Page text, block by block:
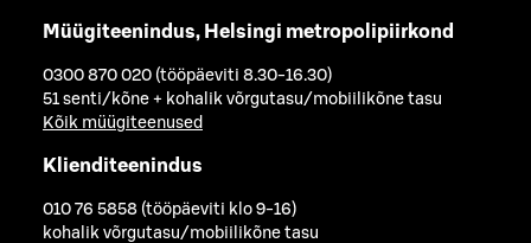
Müügiteenindus, Helsingi metropolipiirkond
0300 870 020 (tööpäeviti 8.30-16.30)
51 senti/kõne + kohalik võrgutasu/mobiilikõne tasu
Kõik müügiteenused
Klienditeenindus
010 76 5858 (tööpäeviti klo 9-16)
kohalik võrgutasu/mobiilikõne tasu